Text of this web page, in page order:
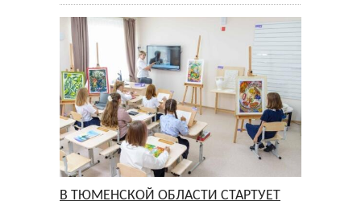
В ТЮМЕНСКОЙ ОБЛАСТИ СТАРТУЕТ